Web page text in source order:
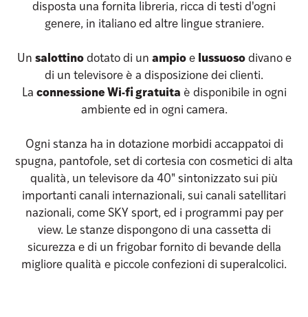
disposta una fornita libreria, ricca di testi d'ogni
genere, in italiano ed altre lingue straniere.
Un salottinodotato di un ampioe lussuosodivano e
di un televisore è a disposizione dei clienti.
La connessione Wi-fi gratuita è disponibile in ogni
ambiente ed in ogni camera.
Ogni stanza ha in dotazione morbidi accappatoi di
spugna, pantofole, set di cortesia con cosmetici di alta
qualità, un televisore da 40" sintonizzato sui più
importanti canali internazionali, sui canali satellitari
nazionali, come SKY sport, ed i programmi pay per
view. Le stanze dispongono di una cassetta di
sicurezza e di un frigobar fornito di bevande della
migliore qualità e piccole confezioni di superalcolici.